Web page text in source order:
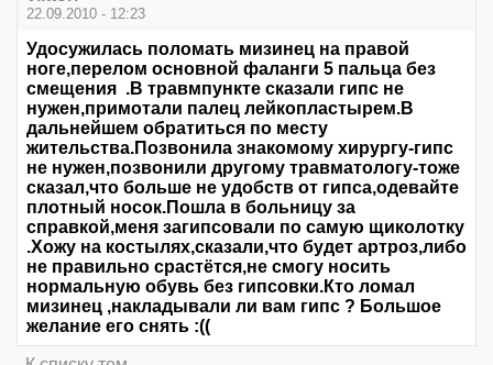
22.09.2010 - 12:23
Удосужилась поломать мизинец на правой
ноге,перелом основной фаланги 5 пальца без
смещения .В травмпункте сказали гипс не
нужен,примотали палец лейкопластырем.В
дальнейшем обратиться по месту
жительства.Позвонила знакомому хирургу-гипс
не нужен,позвонили другому травматологу-тоже
сказал,что больше не удобств от гипса,одевайте
плотный носок.Пошла в больницу за
справкой,меня загипсовали по самую щиколотку
.Хожу на костылях,сказали,что будет артроз,либо
не правильно срастётся,не смогу носить
нормальную обувь без гипсовки.Кто ломал
мизинец ,накладывали ли вам гипс ? Большое
желание его снять :((